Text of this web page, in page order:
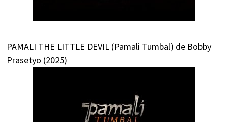
PAMALI THE LITTLE DEVIL (Pamali Tumbal) de Bobby
Prasetyo (2025)